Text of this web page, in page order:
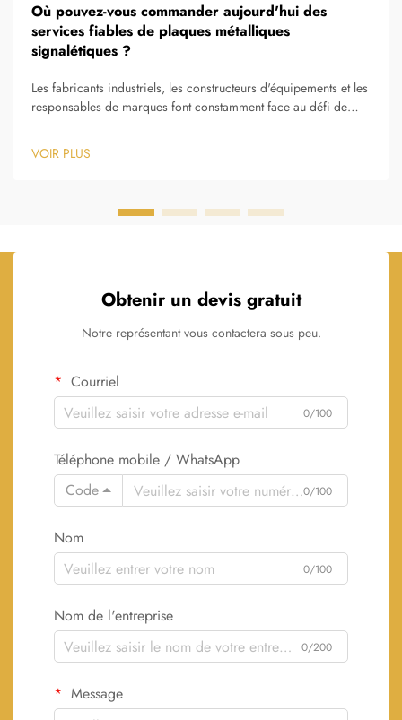
Où pouvez-vous commander aujourd'hui des
services fiables de plaques métalliques
signalétiques ?
Les fabricants industriels, les constructeurs d'équipements et les
responsables de marques font constamment face au défi de
métalliques capables d'assurer une qualité constante, une
précision élevée et une livraison ponctuelle. La question de
VOIR PLUS
Obtenir un devis gratuit
Notre représentant vous contactera sous peu.
Courriel
0/100
Téléphone mobile / WhatsApp
Code
0/100
Nom
0/100
Nom de l'entreprise
0/200
Message